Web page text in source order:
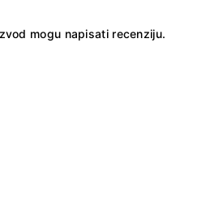
mogu napisati recenziju.